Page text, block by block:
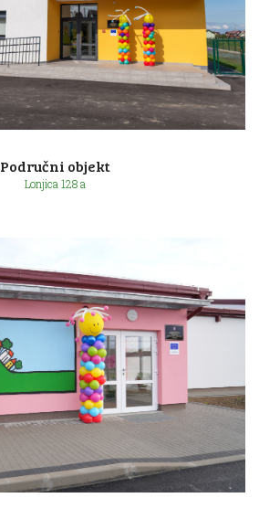
Područni objekt
Lonjica 128 a